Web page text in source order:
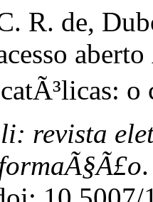
R. de,
o
revista